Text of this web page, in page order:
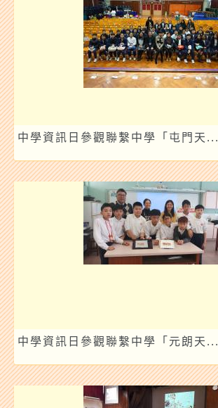
中學資訊日參觀聯繫中學「屯門天...
中學資訊日參觀聯繫中學「元朗天...